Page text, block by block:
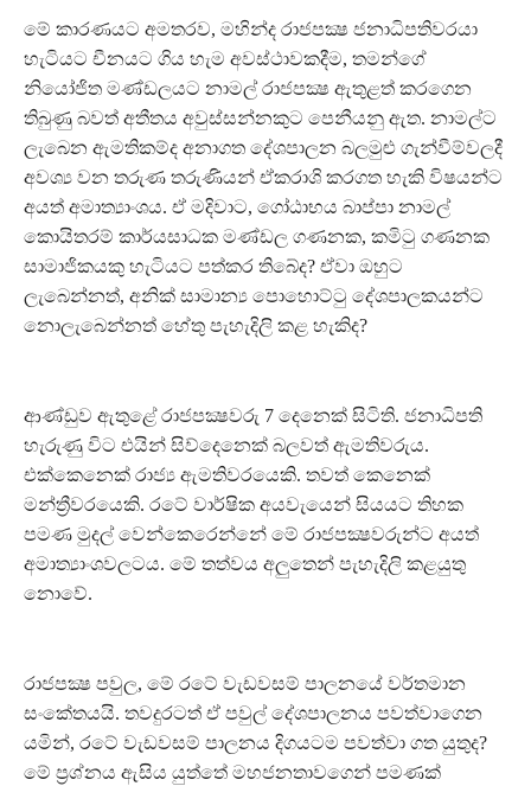
මේ කාරණයට අමතරව, මහින්ද රාජපක්‍ෂ ජනාධිපතිවරයා
හැටියට චීනයට ගිය හැම අවස්ථාවකදීම, තමන්ගේ
නියෝජිත මණ්ඩලයට නාමල් රාජපක්‍ෂ ඇතුළත් කරගෙන
තිබුණු බවත් අතීතය අවුස්සන්නකුට පෙනීයනු ඇත. නාමල්ට
ලැබෙන ඇමතිකම්ද අනාගත දේශපාලන බලමුළු ගැන්වීම්වලදී
අවශ්‍ය වන තරුණ තරුණියන් ඒකරාශි කරගත හැකි විෂයන්ට
අයත් අමාත්‍යාංශය. ඒ මදිවාට, ගෝඨාභය බාප්පා නාමල්
කොයිතරම් කාර්යසාධක මණ්ඩල ගණනක, කමිටු ගණනක
සාමාජිකයකු හැටියට පත්කර තිබේද? ඒවා ඔහුට
ලැබෙන්නත්, අනික් සාමාන්‍ය පොහොට්ටු දේශපාලකයන්ට
නොලැබෙන්නත් හේතු පැහැදිලි කළ හැකිද?
ආණ්ඩුව ඇතුළේ රාජපක්‍ෂවරු 7 දෙනෙක් සිටිති. ජනාධිපති
හැරුණු විට එයින් සිව්දෙනෙක් බලවත් ඇමතිවරුය.
එක්කෙනෙක් රාජ්‍ය ඇමතිවරයෙකි. තවත් කෙනෙක්
මන්ත්‍රීවරයෙකි. රටේ වාර්ෂික අයවැයෙන් සියයට තිහක
පමණ මුදල් වෙන්කෙරෙන්නේ මේ රාජපක්‍ෂවරුන්ට අයත්
අමාත්‍යාංශවලටය. මේ තත්වය අලුතෙන් පැහැදිලි කළයුතු
නොවේ.
රාජපක්‍ෂ පවුල, මේ රටේ වැඩවසම් පාලනයේ වර්තමාන
සංකේතයයි. තවදුරටත් ඒ පවුල් දේශපාලනය පවත්වාගෙන
යමින්, රටේ වැඩවසම් පාලනය දිගයටම පවත්වා ගත යුතුද?
මේ ප්‍රශ්නය ඇසිය යුත්තේ මහජනතාවගෙන් පමණක්